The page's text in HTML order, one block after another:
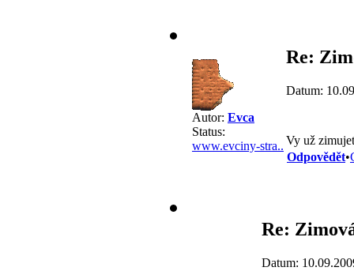
Autor: Evca
Status:
www.evciny-stra..
Re:
Datum:
Vy už
Odpovědět•
Re:
Datum: